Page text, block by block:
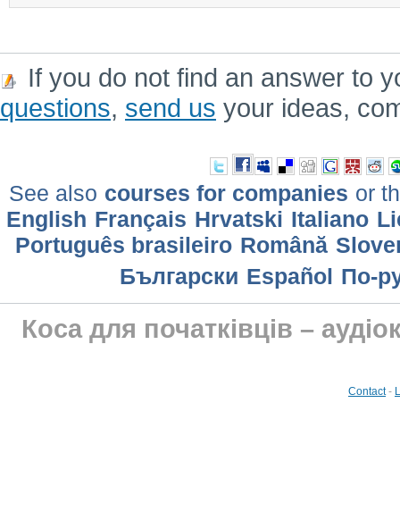
If you do not find an answer to
questions, send us your ideas,
See also courses for companies or
English Français Hrvatski Italiano
Português brasileiro Română
Български Еspañol По-
Коса для початківців –
Contact-